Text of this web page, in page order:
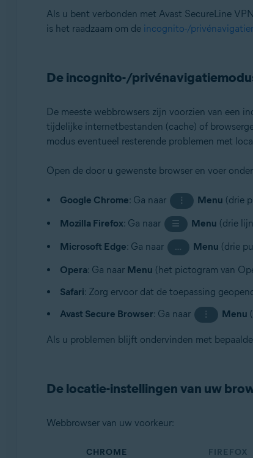
Als u bent verbonden met Avast SecureLine
is het raadzaam om de incognito-/
De incognito-/
De meeste webbrowsers zijn voorzien van een
tijdelijke internetbestanden (cache) of
modus eventueel resterende problemen met
Open de door u gewenste browser en voer
Google Chrome: Ga naar ⋮ Menu (drie
Mozilla Firefox: Ga naar ☰ Menu (drie
Microsoft Edge: Ga naar … Menu (drie
Opera: Ga naar Menu (het pictogram van
Safari: Zorg ervoor dat de toepassing
Avast Secure Browser: Ga naar ⋮ Menu
Als u problemen blijft ondervinden met bepaalde
De locatie-instellingen van uw
Webbrowser van uw voorkeur:
CHROME FIREFOX